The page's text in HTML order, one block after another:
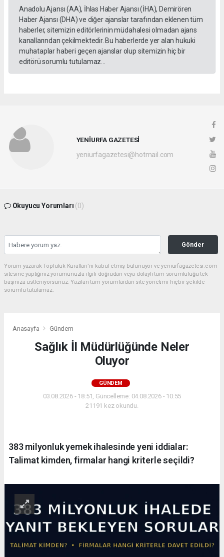
Anadolu Ajansı (AA), İhlas Haber Ajansı (İHA), Demirören
Haber Ajansı (DHA) ve diğer ajanslar tarafından eklenen tüm
haberler, sitemizin editörlerinin müdahalesi olmadan ajans
kanallarından çekilmektedir. Bu haberlerde yer alan hukuki
muhataplar haberi geçen ajanslar olup sitemizin hiç bir
editörü sorumlu tutulamaz...
YENİURFA GAZETESİ
yeniurfagazetesi@hotmail.com
Okuyucu Yorumları (0)
Gönder
Yorum yazarak Topluluk Kuralları’nı kabul etmiş bulunuyor ve yeniurfagazetesi.com
sitesine yaptığınız yorumunuzla ilgili doğrudan veya dolaylı tüm sorumluluğu tek
başınıza üstleniyorsunuz. Yazılan tüm yorumlardan site yönetimi hiçbir şekilde
sorumlu tutulamaz.
Anasayfa Gündem
Sağlık İl Müdürlüğünde Neler
Oluyor
GÜNDEM
03.08.2026 - 18:51, Güncelleme: 04.08.2026 - 10:55
21191 kez okundu.
383 milyonluk yemek ihalesinde yeni iddialar:
Talimat kimden, firmalar hangi kriterle seçildi?